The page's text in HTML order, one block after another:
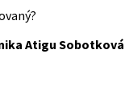
Atigu Sobotková